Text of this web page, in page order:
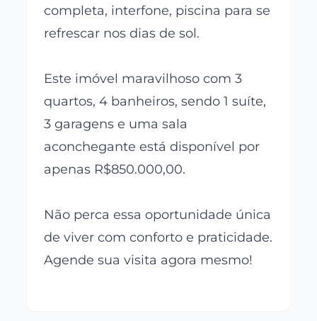
completa, interfone, piscina para se
refrescar nos dias de sol.
Este imóvel maravilhoso com 3
quartos, 4 banheiros, sendo 1 suíte,
3 garagens e uma sala
aconchegante está disponível por
apenas R$850.000,00.
Não perca essa oportunidade única
de viver com conforto e praticidade.
Agende sua visita agora mesmo!